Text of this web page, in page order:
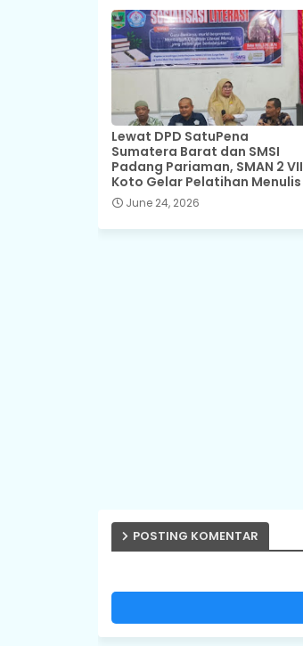
Lewat DPD SatuPena
Sumatera Barat dan SMSI
Padang Pariaman, SMAN 2 VII
Koto Gelar Pelatihan Menulis
June 24, 2026
POSTING KOMENTAR